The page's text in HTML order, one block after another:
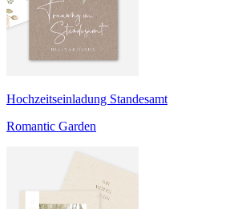
Hochzeitseinladung Standesamt
Romantic Garden